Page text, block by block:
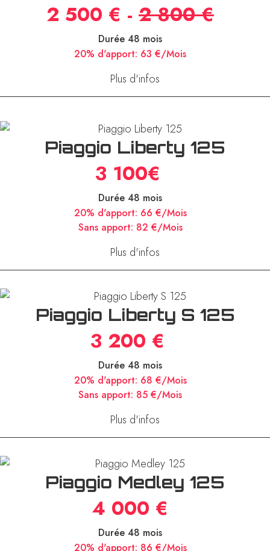
2 500 € - 2 800 €
Durée 48 mois
20% d'apport: 63 €/Mois
Plus d'infos
Piaggio Liberty 125
3 100€
Durée 48 mois
20% d'apport: 66 €/Mois
Sans apport: 82 €/Mois
Plus d'infos
Piaggio Liberty S 125
3 200 €
Durée 48 mois
20% d'apport: 68 €/Mois
Sans apport: 85 €/Mois
Plus d'infos
Piaggio Medley 125
4 000 €
Durée 48 mois
20% d'apport: 86 €/Mois